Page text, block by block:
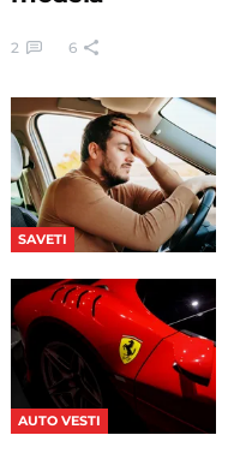
2 6
SAVETI
AUTO VESTI